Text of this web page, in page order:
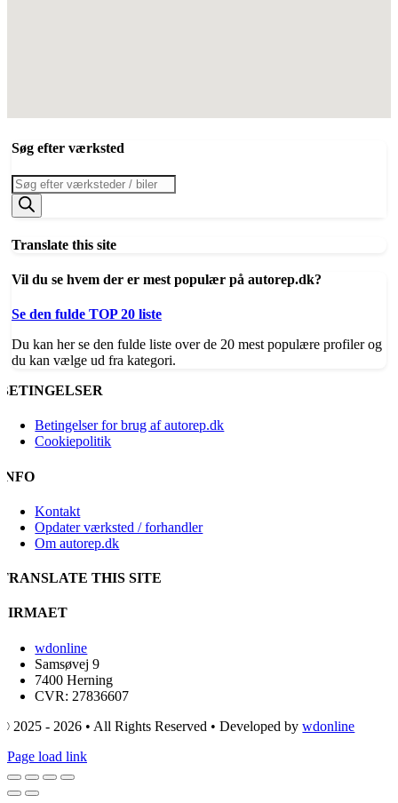
Søg efter værksted
Products
search
Translate this site
Vil du se hvem der er mest populær på autorep.dk?
Se den fulde TOP 20 liste
Du kan her se den fulde liste over de 20 mest populære profiler og
du kan vælge ud fra kategori.
BETINGELSER
Betingelser for brug af autorep.dk
Cookiepolitik
INFO
Kontakt
Opdater værksted / forhandler
Om autorep.dk
TRANSLATE THIS SITE
FIRMAET
wdonline
Samsøvej 9
7400 Herning
CVR: 27836607
© 2025 - 2026 • All Rights Reserved • Developed bywdonline
Page load link